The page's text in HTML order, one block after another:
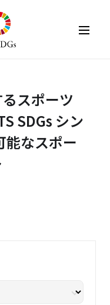
スポーツ
SDGs シン
能なスポー